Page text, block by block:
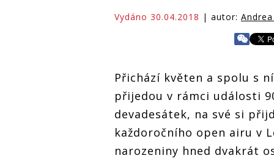
Vydáno 30.04.2018 | autor:
Přichází květen a spolu s
přijedou v rámci události
devadesátek, na své si
každoročního open airu v
narozeniny hned dvakrát